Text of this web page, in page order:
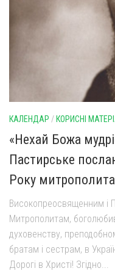
КАЛЕНДАР / КОРИСНІ
«Нехай Божа
Пастирське
Року
Високопреосвященним і
Митрополитам,
духовенству,
братам і сестрам, в
Дорогі в Христі! Згідно...